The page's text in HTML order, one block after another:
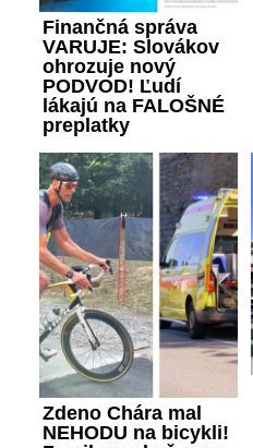
Finančná správa
VARUJE: Slovákov
ohrozuje nový
PODVOD! Ľudí
lákajú na FALOŠNÉ
preplatky
Zdeno Chára mal
NEHODU na bicykli!